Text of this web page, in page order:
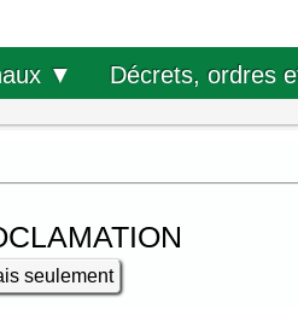
▼ Décrets, ordres
seulement